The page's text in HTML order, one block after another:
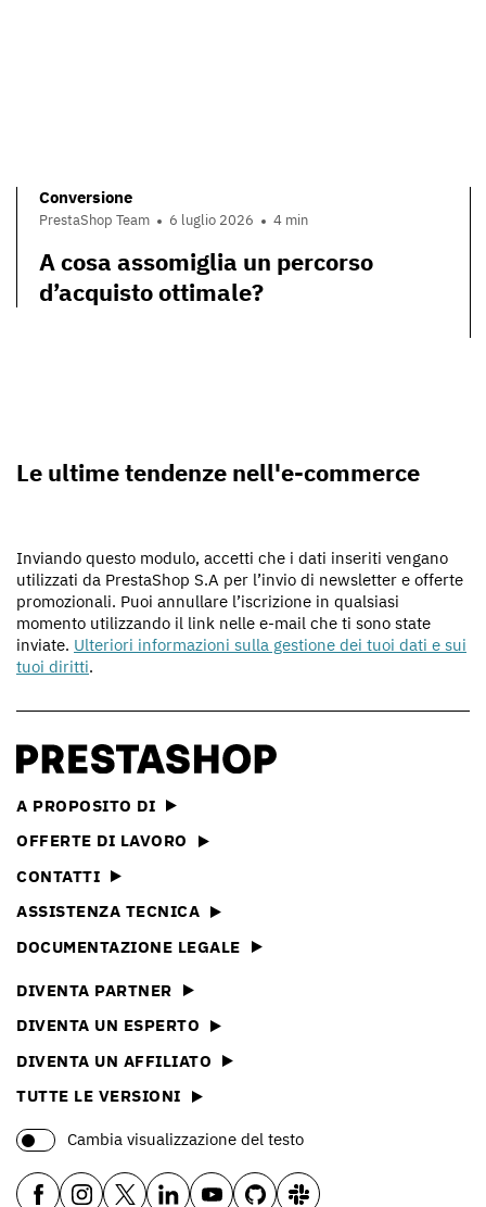
Conversione
PrestaShop Team 6 luglio 2026 4 min
A cosa assomiglia un percorso
d’acquisto ottimale?
Le ultime tendenze nell'e-commerce
Inviando questo modulo, accetti che i dati inseriti vengano
utilizzati da PrestaShop S.A per l’invio di newsletter e offerte
promozionali. Puoi annullare l’iscrizione in qualsiasi
momento utilizzando il link nelle e-mail che ti sono state
inviate. Ulteriori informazioni sulla gestione dei tuoi dati e sui
tuoi diritti.
A PROPOSITO DI
OFFERTE DI LAVORO
CONTATTI
ASSISTENZA TECNICA
DOCUMENTAZIONE LEGALE
DIVENTA PARTNER
DIVENTA UN ESPERTO
DIVENTA UN AFFILIATO
TUTTE LE VERSIONI
Cambia visualizzazione del testo